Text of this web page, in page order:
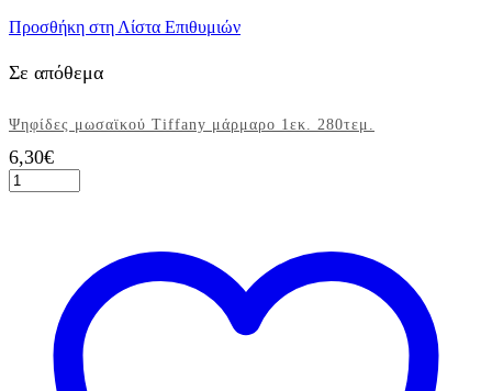
Προσθήκη στη Λίστα Επιθυμιών
Σε απόθεμα
Ψηφίδες μωσαϊκού Tiffany μάρμαρο 1εκ. 280τεμ.
6,30€
Ψηφίδες
μωσαϊκού
ποσότητα